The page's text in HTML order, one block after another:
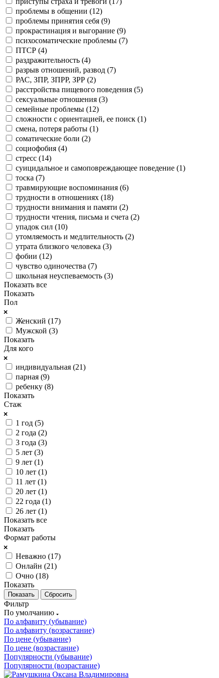
проблемы в общении (12)
проблемы принятия себя (9)
прокрастинация и выгорание (9)
психосоматические проблемы (7)
ПТСР (4)
раздражительность (4)
разрыв отношений, развод (7)
РАС, ЗПР, ЗПРР, ЗРР (2)
расстройства пищевого поведения (5)
сексуальные отношения (3)
семейные проблемы (12)
сложности с ориентацией, ее поиск (1)
смена, потеря работы (1)
соматические боли (2)
социофобия (4)
стресс (14)
суицидальное и самоповреждающее поведение (1)
тоска (7)
травмирующие воспоминания (6)
трудности в отношениях (18)
трудности внимания и памяти (2)
трудности чтения, письма и счета (2)
упадок сил (10)
утомляемость и медлительность (2)
утрата близкого человека (3)
фобии (12)
чувство одиночества (7)
школьная неуспеваемость (3)
Показать все
Показать
Пол
Женский (17)
Мужской (3)
Показать
Для кого
индивидуальная (21)
парная (9)
ребенку (8)
Показать
Стаж
1 год (5)
2 года (2)
3 года (3)
5 лет (3)
9 лет (1)
10 лет (1)
11 лет (1)
20 лет (1)
22 года (1)
26 лет (1)
Показать все
Показать
Формат работы
Неважно (17)
Онлайн (21)
Очно (18)
Показать
Сбросить
Фильтр
По умолчанию
По алфавиту (убывание)
По алфавиту (возрастание)
По цене (убывание)
По цене (возрастание)
Популярности (убывание)
Популярности (возрастание)